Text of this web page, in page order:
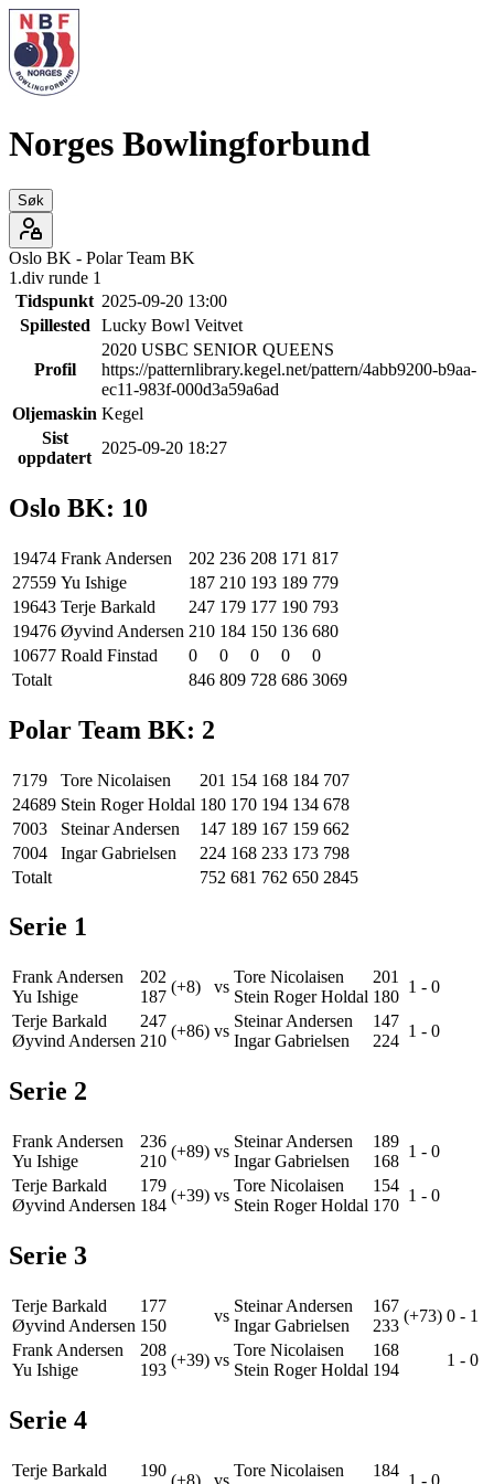
Norges Bowlingforbund
Søk
Oslo BK - Polar Team BK
1.div runde 1
Tidspunkt 2025-09-20 13:00
Spillested
Lucky Bowl Veitvet
Profil
2020 USBC SENIOR QUEENS
https://patternlibrary.kegel.net/pattern/4abb9200-b9aa-
ec11-983f-000d3a59a6ad
Oljemaskin Kegel
Sist
oppdatert
2025-09-20 18:27
Oslo BK: 10
19474 Frank Andersen 202 236 208 171 817
27559 Yu Ishige 187 210 193 189 779
19643 Terje Barkald 247 179 177 190 793
19476 Øyvind Andersen 210 184 150 136 680
10677 Roald Finstad 0 0 0 0
0
Totalt
846 809 728 686 3069
Polar Team BK: 2
7179 Tore Nicolaisen 201 154 168 184 707
24689 Stein Roger Holdal 180 170 194 134 678
7003
Steinar Andersen 147 189 167 159 662
7004
Ingar Gabrielsen 224 168 233 173 798
Totalt
752 681 762 650 2845
Serie 1
Frank Andersen
Yu Ishige
202
187
(+8) vs
Tore Nicolaisen
Stein Roger Holdal
201
180
1 - 0
Terje Barkald
Øyvind Andersen
247
210
(+86) vs
Steinar Andersen
Ingar Gabrielsen
147
224
1 - 0
Serie 2
Frank Andersen
Yu Ishige
236
210
(+89) vs
Steinar Andersen
Ingar Gabrielsen
189
168
1 - 0
Terje Barkald
Øyvind Andersen
179
184
(+39) vs
Tore Nicolaisen
Stein Roger Holdal
154
170
1 - 0
Serie 3
Terje Barkald
Øyvind Andersen
177
150
vs
Steinar Andersen
Ingar Gabrielsen
167
233
(+73) 0 - 1
Frank Andersen
Yu Ishige
208
193
(+39) vs
Tore Nicolaisen
Stein Roger Holdal
168
194
1 - 0
Serie 4
Terje Barkald
190
(+8) vs
Tore Nicolaisen
184
1 - 0